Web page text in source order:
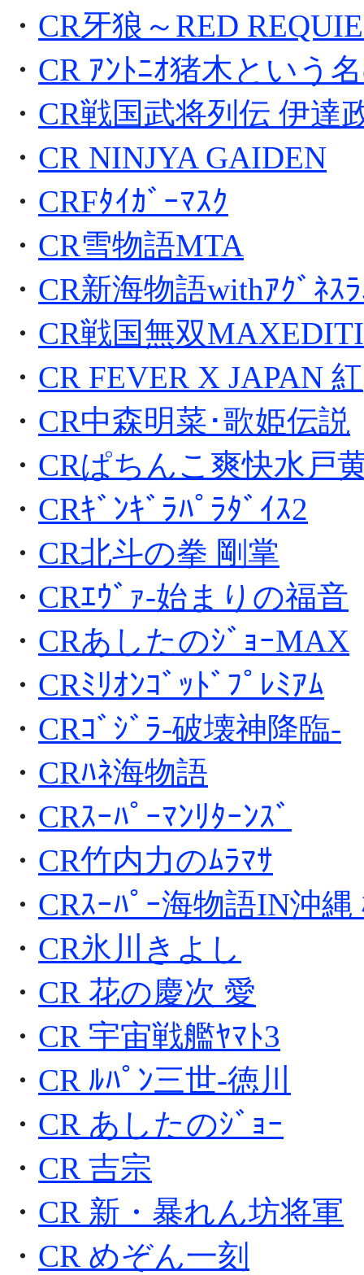
・ CR牙狼～RED
・ CR ｱﾝﾄﾆｵ猪木という
・ CR戦国武将列伝 伊達
・ CR NINJYA GAIDEN
・ CRFﾀｲｶﾞｰﾏｽｸ
・ CR雪物語MTA
・ CR新海物語withｱｸﾞﾈｽ
・ CR戦国無双
・ CR FEVER X JAPAN 紅
・ CR中森明菜･歌姫伝説
・ CRぱちんこ爽快水戸
・ CRｷﾞﾝｷﾞﾗﾊﾟﾗﾀﾞｲｽ2
・ CR北斗の拳 剛掌
・ CRｴｳﾞｧ-始まりの福音
・ CRあしたのｼﾞｮｰMAX
・ CRﾐﾘｵﾝｺﾞｯﾄﾞﾌﾟﾚﾐｱﾑ
・ CRｺﾞｼﾞﾗ-破壊神降臨-
・ CRﾊﾈ海物語
・ CRｽｰﾊﾟｰﾏﾝﾘﾀｰﾝｽﾞ
・ CR竹内力のﾑﾗﾏｻ
・ CRｽｰﾊﾟｰ海物語IN沖縄
・ CR氷川きよし
・ CR 花の慶次 愛
・ CR 宇宙戦艦ﾔﾏﾄ3
・ CR ﾙﾊﾟﾝ三世-徳川
・ CR あしたのｼﾞｮｰ
・ CR 吉宗
・ CR 新・暴れん坊将軍
・ CR めぞん一刻